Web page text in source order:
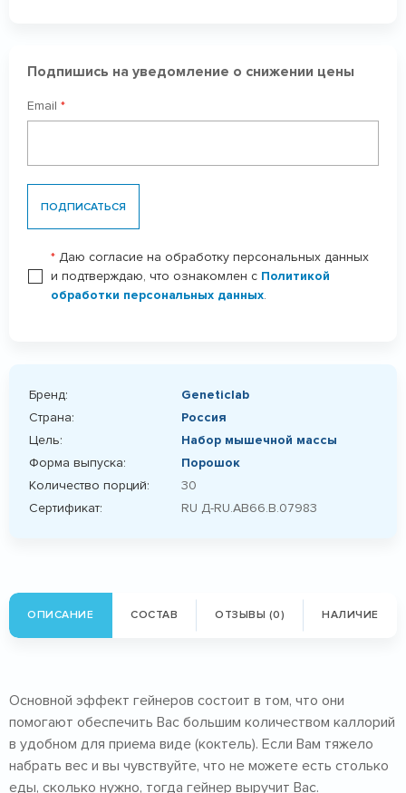
Подпишись на уведомление о снижении цены
Email *
ПОДПИСАТЬСЯ
* Даю согласие на обработку персональных данных
и подтверждаю, что ознакомлен с Политикой
обработки персональных данных.
Бренд:
Geneticlab
Страна:
Россия
Цель:
Набор мышечной массы
Форма выпуска:
Порошок
Количество порций:
30
Сертификат:
RU Д-RU.AB66.B.07983
ОПИСАНИЕ СОСТАВ ОТЗЫВЫ (0) НАЛИЧИЕ
Основной эффект гейнеров состоит в том, что они
помогают обеспечить Вас большим количеством каллорий
в удобном для приема виде (коктель). Если Вам тяжело
набрать вес и вы чувствуйте, что не можете есть столько
еды, сколько нужно, тогда гейнер выручит Вас.